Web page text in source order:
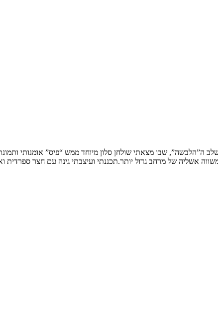
ה”הלבשה”, שבו מצאתי שולחן סלון מיוחד ממש “פיס” אומנותי
אשליה של מרחב גדול יותר.תכננתי ועיצבתי גינה עם חצר ספרדית